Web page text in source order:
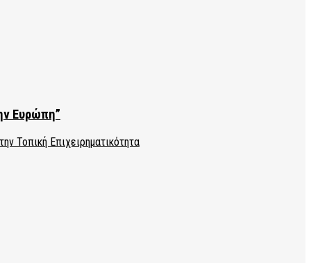
Ευρώπη”